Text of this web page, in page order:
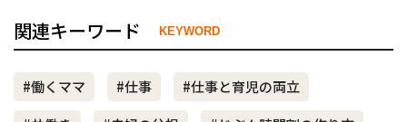
関連キーワード KEYWORD
#働くママ #仕事
#仕事と育児の両立